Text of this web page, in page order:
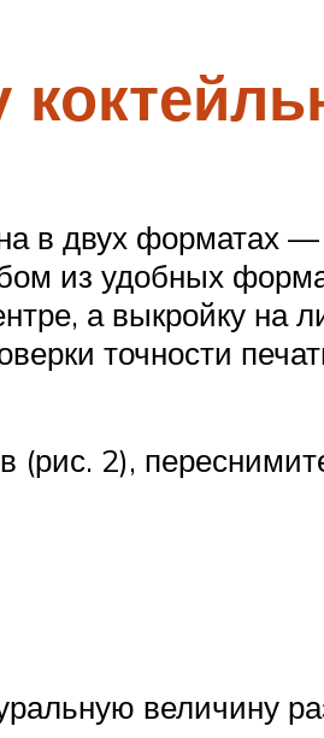
в двух форматах
из удобных
а выкройку на
точности
2),
величину